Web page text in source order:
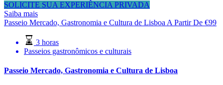
SOLICITE SUA EXPERIÊNCIA PRIVADA
Saiba mais
Passeio Mercado, Gastronomia e Cultura de Lisboa A Partir De €99
3 horas
Passeios gastronômicos e culturais
Passeio Mercado, Gastronomia e Cultura de Lisboa